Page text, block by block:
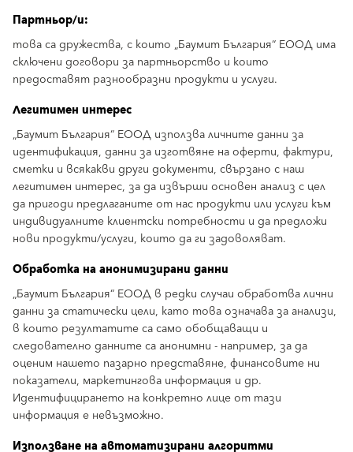
Партньор/и:
това са дружества, с които „Баумит България“ ЕООД има
сключени договори за партньорство и които
предоставят разнообразни продукти и услуги.
Легитимен интерес
„Баумит България“ ЕООД използва личните данни за
идентификация, данни за изготвяне на оферти, фактури,
сметки и всякакви други документи, свързано с наш
легитимен интерес, за да извърши основен анализ с цел
да пригоди предлаганите от нас продукти или услуги към
индивидуалните клиентски потребности и да предложи
нови продукти/услуги, които да ги задоволяват.
Обработка на анонимизирани данни
„Баумит България“ ЕООД в редки случаи обработва лични
данни за статически цели, като това означава за анализи,
в които резултатите са само обобщаващи и
следователно данните са анонимни - например, за да
оценим нашето пазарно представяне, финансовите ни
показатели, маркетингова информация и др.
Идентифицирането на конкретно лице от тази
информация е невъзможно.
Използване на автоматизирани алгоритми